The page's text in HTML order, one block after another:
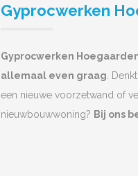
Gyprocwerken
Gyprocwerken
allemaal even graag .
een nieuwe voorzetwand of
nieuwbouwwoning? Bij ons